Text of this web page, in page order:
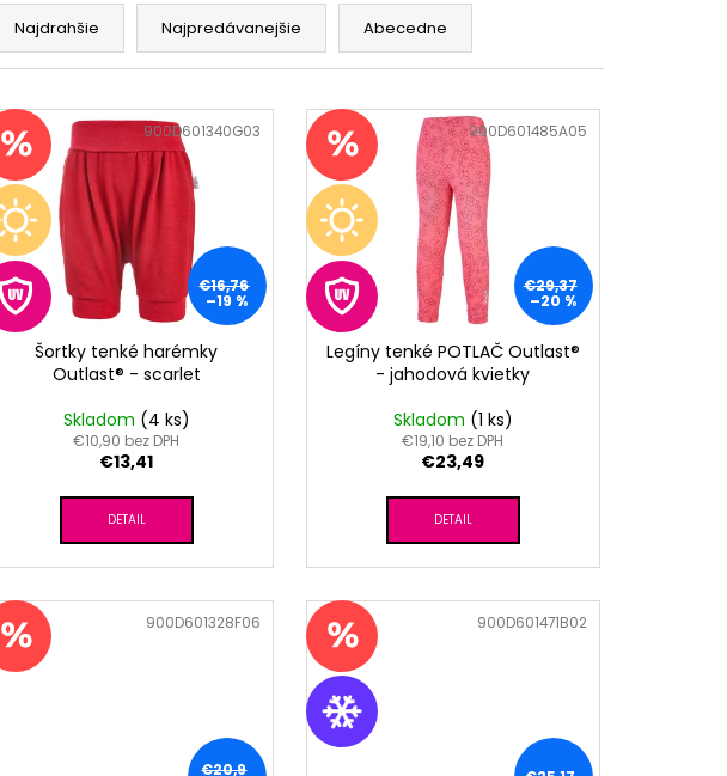
Najdrahšie Najpredávanejšie Abecedne
€16,76
–19 %
Šortky tenké harémky
Outlast® - scarlet
Skladom (4 ks)
€10,90 bez DPH
€13,41
DETAIL
900D601340G03
€29,37
–20 %
Legíny tenké POTLAČ Outlast®
- jahodová kvietky
Skladom (1 ks)
€19,10 bez DPH
€23,49
DETAIL
Kód:900D601485A05
€20,9
900D601328F06 900D601471B02
€41,98